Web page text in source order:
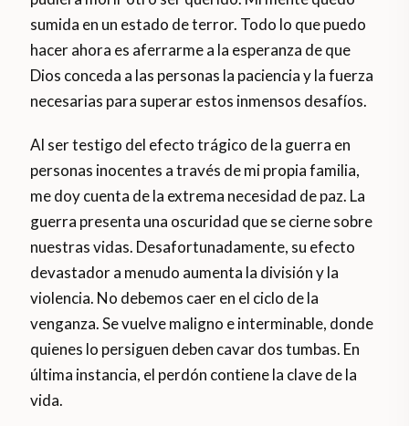
sumida en un estado de terror. Todo lo que puedo
hacer ahora es aferrarme a la esperanza de que
Dios conceda a las personas la paciencia y la fuerza
necesarias para superar estos inmensos desafíos.
Al ser testigo del efecto trágico de la guerra en
personas inocentes a través de mi propia familia,
me doy cuenta de la extrema necesidad de paz. La
guerra presenta una oscuridad que se cierne sobre
nuestras vidas. Desafortunadamente, su efecto
devastador a menudo aumenta la división y la
violencia. No debemos caer en el ciclo de la
venganza. Se vuelve maligno e interminable, donde
quienes lo persiguen deben cavar dos tumbas. En
última instancia, el perdón contiene la clave de la
vida.